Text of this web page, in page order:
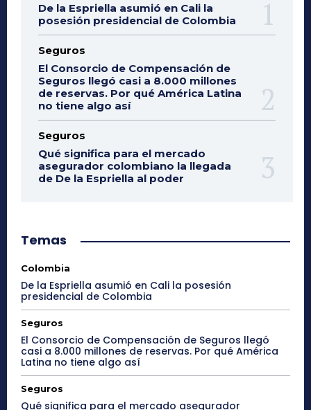
De la Espriella asumió en Cali la
posesión presidencial de Colombia
Seguros
El Consorcio de Compensación de
Seguros llegó casi a 8.000 millones
de reservas. Por qué América Latina
no tiene algo así
Seguros
Qué significa para el mercado
asegurador colombiano la llegada
de De la Espriella al poder
Temas
Colombia
De la Espriella asumió en Cali la posesión
presidencial de Colombia
Seguros
El Consorcio de Compensación de Seguros llegó
casi a 8.000 millones de reservas. Por qué América
Latina no tiene algo así
Seguros
Qué significa para el mercado asegurador